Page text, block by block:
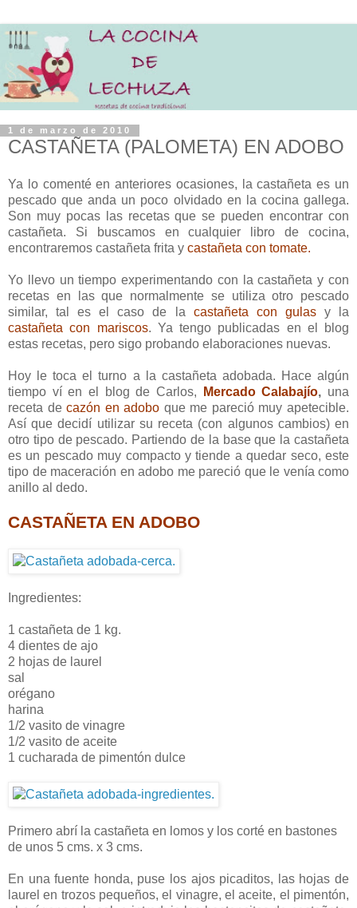
1 de marzo de 2010
CASTAÑETA (PALOMETA) EN ADOBO
Ya lo comenté en anteriores ocasiones, la castañeta es un
pescado que anda un poco olvidado en la cocina gallega.
Son muy pocas las recetas que se pueden encontrar con
castañeta. Si buscamos en cualquier libro de cocina,
encontraremos castañeta frita y castañeta con tomate.
Yo llevo un tiempo experimentando con la castañeta y con
recetas en las que normalmente se utiliza otro pescado
similar, tal es el caso de la castañeta con gulasy la
castañeta con mariscos. Ya tengo publicadas en el blog
estas recetas, pero sigo probando elaboraciones nuevas.
Hoy le toca el turno a la castañeta adobada. Hace algún
tiempo ví en el blog de Carlos,
Mercado Calabajío, una
receta de cazón en adobo que me pareció muy apetecible.
Así que decidí utilizar su receta (con algunos cambios) en
otro tipo de pescado. Partiendo de la base que la castañeta
es un pescado muy compacto y tiende a quedar seco, este
tipo de maceración en adobo me pareció que le venía como
anillo al dedo.
CASTAÑETA EN ADOBO
Ingredientes:
1 castañeta de 1 kg.
4 dientes de ajo
2 hojas de laurel
sal
orégano
harina
1/2 vasito de vinagre
1/2 vasito de aceite
1 cucharada de pimentón dulce
Primero abrí la castañeta en lomos y los corté en bastones
de unos 5 cms. x 3 cms.
En una fuente honda, puse los ajos picaditos, las hojas de
laurel en trozos pequeños, el vinagre, el aceite, el pimentón,